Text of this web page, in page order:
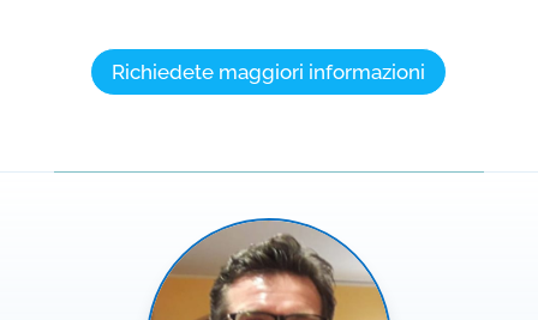
Richiedete maggiori informazioni